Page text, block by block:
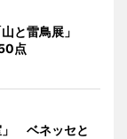
山と雷鳥展」
点
」 ベネッセと